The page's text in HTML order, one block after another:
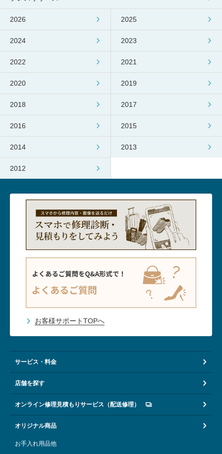
2026 2025
2024 2023
2022 2021
2020 2019
2018 2017
2016 2015
2014 2013
2012
お客様サポートTOPへ
サービス・料金
店舗を探す
オンライン修理見積もりサービス（配送修理）
オリジナル商品
お手入れ用品他